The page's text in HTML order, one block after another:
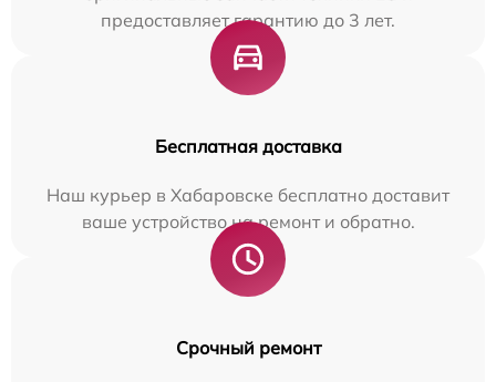
предоставляет гарантию до 3 лет.
Бесплатная доставка
Наш курьер в Хабаровске бесплатно доставит
ваше устройство на ремонт и обратно.
Срочный ремонт